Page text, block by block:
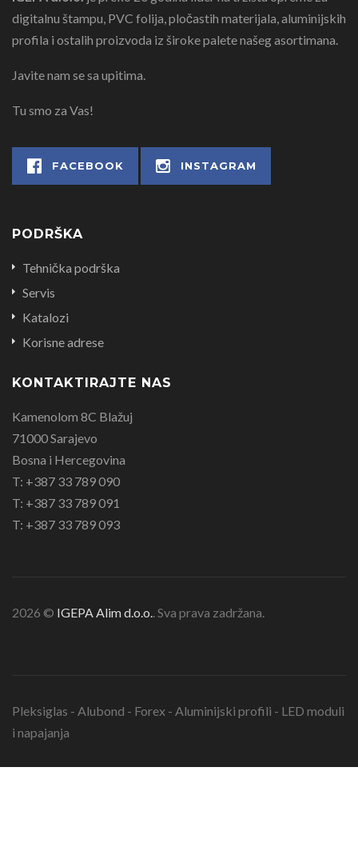
digitalnu štampu, PVC folija, pločastih materijala, aluminijskih
profila i ostalih proizvoda iz široke palete našeg asortimana.
Javite nam se sa upitima.
Tu smo za Vas!
FACEBOOK INSTAGRAM
PODRŠKA
Tehnička podrška
Servis
Katalozi
Korisne adrese
KONTAKTIRAJTE NAS
Kamenolom 8C Blažuj
71000 Sarajevo
Bosna i Hercegovina
T: +387 33 789 090
T: +387 33 789 091
T: +387 33 789 093
2026 © IGEPA Alim d.o.o.. Sva prava zadržana.
Pleksiglas - Alubond - Forex - Aluminijski profili - LED moduli
i napajanja